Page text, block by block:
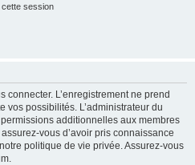
cette session
connecter. L’enregistrement ne prend
vos possibilités. L’administrateur du
additionnelles aux membres
vous d’avoir pris connaissance
politique de vie privée. Assurez-vous